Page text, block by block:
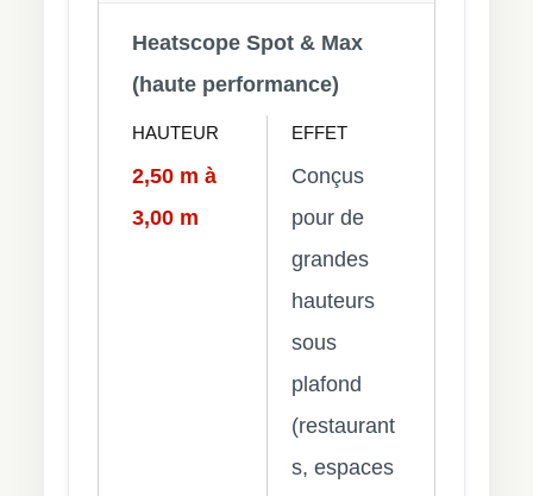
Heatscope Spot & Max
(haute performance)
HAUTEUR
2,50 m à
3,00 m
EFFET
Conçus
pour de
grandes
hauteurs
sous
plafond
(restaurant
s, espaces